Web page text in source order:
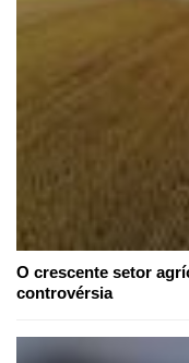
O crescente setor
controvérsia